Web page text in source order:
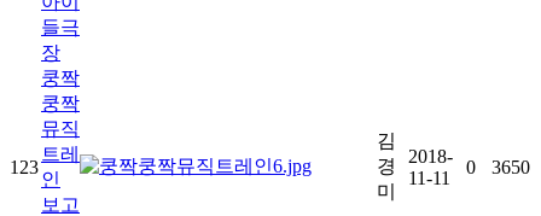
들극
장
123
쿵짝
쿵짝
뮤직
트레
인
보고
김
경
미
2018-
11-11
0 3650